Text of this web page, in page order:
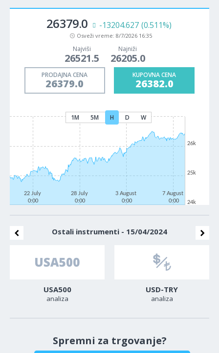
26379.0 -13204.627 (0.511%)
Osveži vreme: 8/7/2026 16:35
Najviši
26521.5
Najniži
26205.0
PRODAJNA CENA
26379.0
KUPOVNA CENA
26382.0
1M 5M H D W
22 July
0:00
28 July
0:00
3 August
0:00
7 August
0:00
24k
25k
26k
Ostali instrumenti - 15/04/2024
USA500
analiza
USD-TRY
analiza
Spremni za trgovanje?